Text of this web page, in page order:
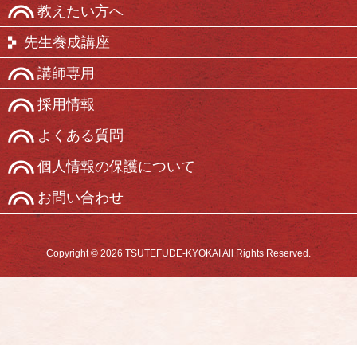
教えたい方へ
先生養成講座
講師専用
採用情報
よくある質問
個人情報の保護について
お問い合わせ
Copyright © 2026 TSUTEFUDE-KYOKAI All Rights Reserved.